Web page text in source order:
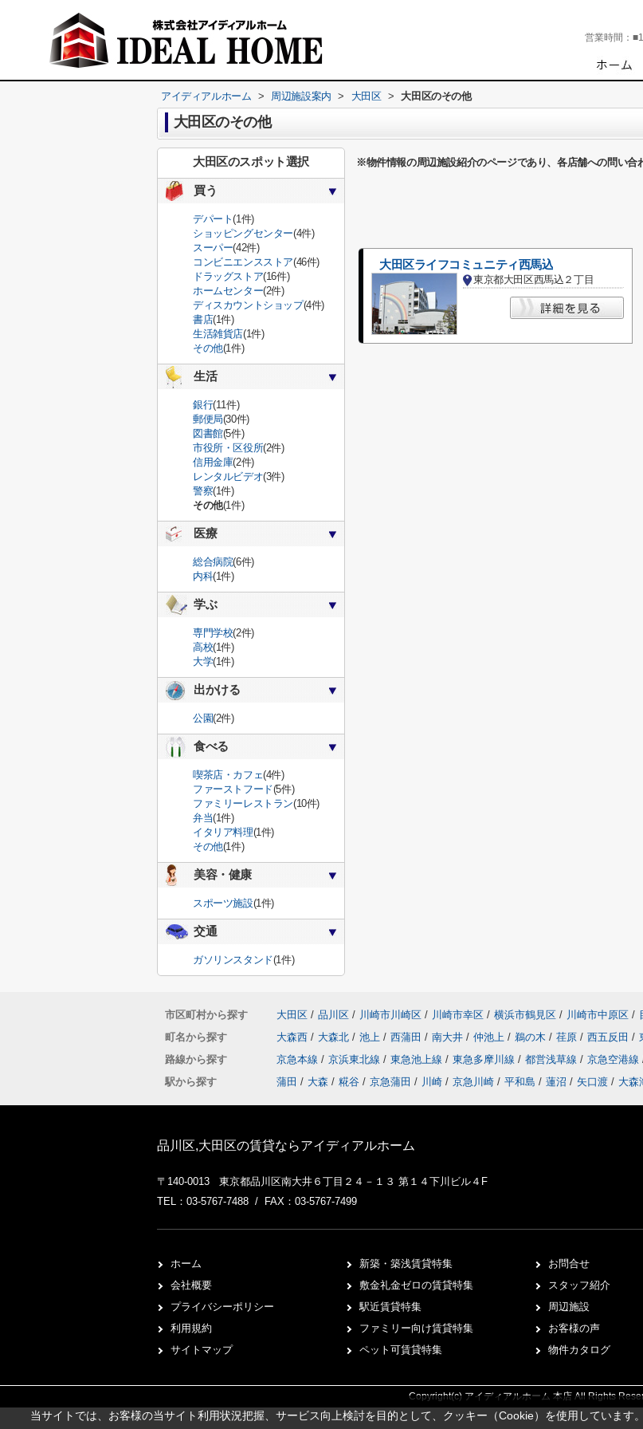
営業時間：
アイディアルホーム > 周辺施設案内 > 大田区 > 大田区のその他
大田区のその他
※物件情報の周辺施設紹介のページであり、各店舗への問い合
大田区ライフコミュニティ西馬込
東京都大田区西馬込２丁目
大田区のスポット選択
買う
デパート(1件)
ショッピングセンター(4件)
スーパー(42件)
コンビニエンスストア(46件)
ドラッグストア(16件)
ホームセンター(2件)
ディスカウントショップ(4件)
書店(1件)
生活雑貨店(1件)
その他(1件)
生活
銀行(11件)
郵便局(30件)
図書館(5件)
市役所・区役所(2件)
信用金庫(2件)
レンタルビデオ(3件)
警察(1件)
その他(1件)
医療
総合病院(6件)
内科(1件)
学ぶ
専門学校(2件)
高校(1件)
大学(1件)
出かける
公園(2件)
食べる
喫茶店・カフェ(4件)
ファーストフード(5件)
ファミリーレストラン(10件)
弁当(1件)
イタリア料理(1件)
その他(1件)
美容・健康
スポーツ施設(1件)
交通
ガソリンスタンド(1件)
市区町村から探す 大田区 / 品川区 / 川崎市川崎区 / 川崎市幸区 / 横浜市鶴見区 / 川崎市中原区 /
町名から探す
大森西 / 大森北 / 池上 / 西蒲田 / 南大井 / 仲池上 / 鵜の木 / 荏原 / 西五反田 /
路線から探す
京急本線 / 京浜東北線 / 東急池上線 / 東急多摩川線 / 都営浅草線 / 京急空港線
駅から探す
蒲田 / 大森 / 糀谷 / 京急蒲田 / 川崎 / 京急川崎 / 平和島 / 蓮沼 / 矢口渡 / 大森
品川区,大田区の賃貸ならアイディアルホーム
〒140-0013 東京都品川区南大井６丁目２４－１３ 第１４下川ビル４F
TEL：03-5767-7488 / FAX：03-5767-7499
ホーム
会社概要
プライバシーポリシー
利用規約
サイトマップ
新築・築浅賃貸特集
敷金礼金ゼロの賃貸特集
駅近賃貸特集
ファミリー向け賃貸特集
ペット可賃貸特集
お問合せ
スタッフ紹介
周辺施設
お客様の声
物件カタログ
Copyright(c) アイディアルホーム 本店 All Rights
当サイトでは、お客様の当サイト利用状況把握、サービス向上検討を目的として、クッキー（Cookie）を使用しています。